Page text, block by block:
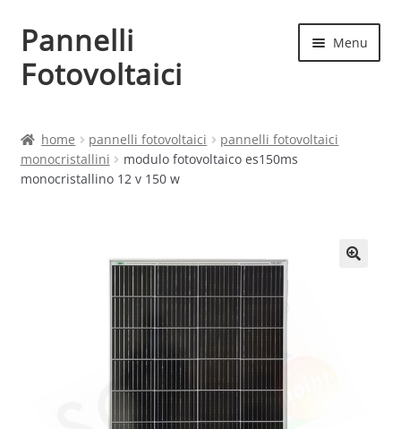
Vai
alla
navigazione
Vai
al
contenuto
Pannelli
Fotovoltaici
Menu
Cart
home pannelli fotovoltaici
pannelli fotovoltaici
monocristallini
modulo fotovoltaico es150ms
monocristallino 12 v 150 w